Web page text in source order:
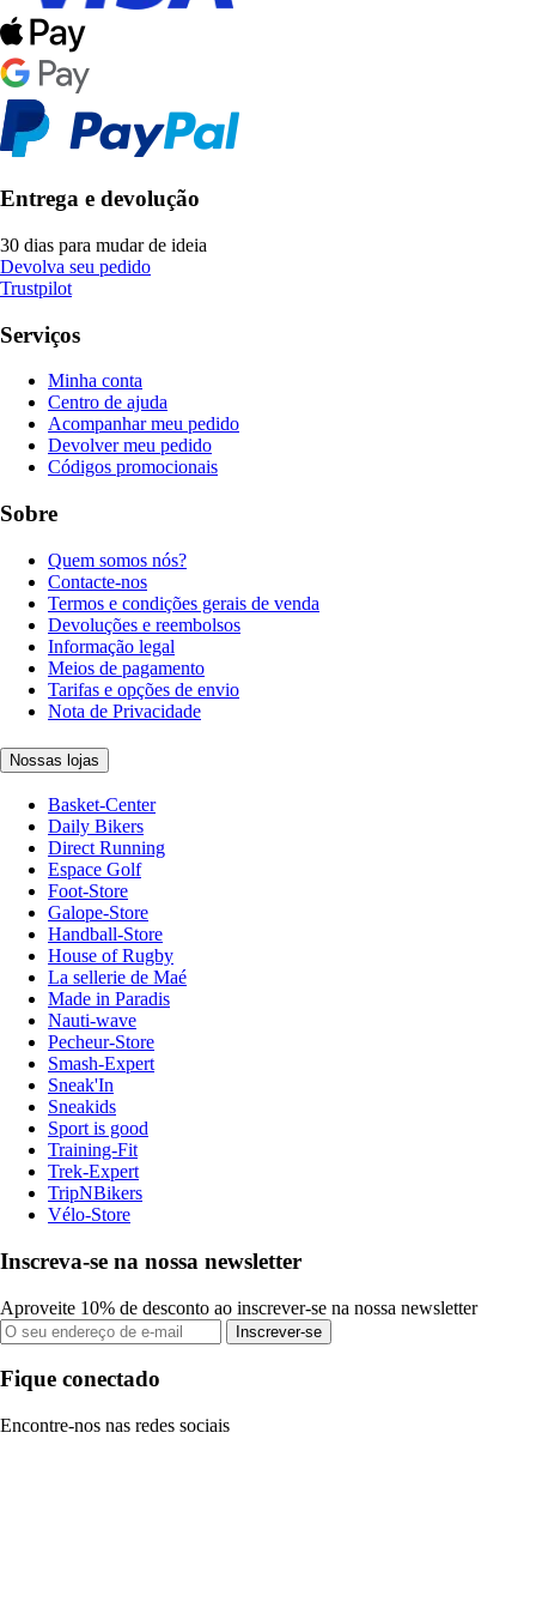
Entrega e devolução
30 dias para mudar de ideia
Devolva seu pedido
Trustpilot
Serviços
Minha conta
Centro de ajuda
Acompanhar meu pedido
Devolver meu pedido
Códigos promocionais
Sobre
Quem somos nós?
Contacte-nos
Termos e condições gerais de venda
Devoluções e reembolsos
Informação legal
Meios de pagamento
Tarifas e opções de envio
Nota de Privacidade
Nossas lojas
Basket-Center
Daily Bikers
Direct Running
Espace Golf
Foot-Store
Galope-Store
Handball-Store
House of Rugby
La sellerie de Maé
Made in Paradis
Nauti-wave
Pecheur-Store
Smash-Expert
Sneak'In
Sneakids
Sport is good
Training-Fit
Trek-Expert
TripNBikers
Vélo-Store
Inscreva-se na nossa newsletter
Aproveite 10% de desconto ao inscrever-se na nossa newsletter
Inscrever-se
Fique conectado
Encontre-nos nas redes sociais